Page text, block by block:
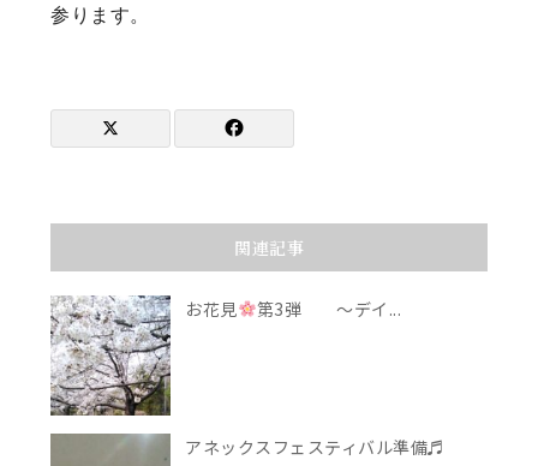
参ります。
関連記事
お花見 第3弾 ～デイ...
アネックスフェスティバル準備♬